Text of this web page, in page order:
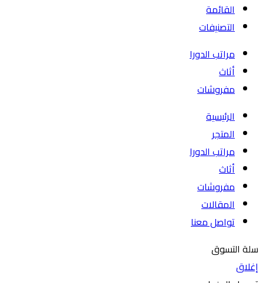
القائمة
التصنيفات
مراتب الدورا
أثاث
مفروشات
الرئيسية
المتجر
مراتب الدورا
أثاث
مفروشات
المقالات
تواصل معنا
سلة التسوق
إغلاق